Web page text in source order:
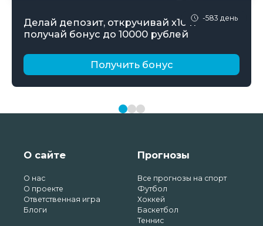
-583 день
Делай депозит, откручивай х10 и
получай бонус до 10000 рублей
Получить бонус
О сайте
О нас
О проекте
Ответственная игра
Блоги
Прогнозы
Все прогнозы на спорт
Футбол
Хоккей
Баскетбол
Теннис